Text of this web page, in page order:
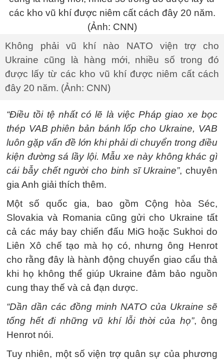
Không phải vũ khí nào NATO viện trợ cho
Ukraine cũng là hàng mới, nhiều số trong đó
được lấy từ các kho vũ khí được niêm cất cách
đây 20 năm. (Ảnh: CNN)
“Điều tồi tệ nhất có lẽ là việc Pháp giao xe bọc
thép VAB phiên bản bánh lốp cho Ukraine, VAB
luôn gặp vấn đề lớn khi phải di chuyển trong điều
kiện đường sá lầy lội. Mẫu xe này không khác gì
cái bẫy chết người cho binh sĩ Ukraine”, chuyên
gia Anh giải thích thêm.
Một số quốc gia, bao gồm Cộng hòa Séc,
Slovakia và Romania cũng gửi cho Ukraine tất
cả các máy bay chiến đấu MiG hoặc Sukhoi do
Liên Xô chế tạo mà họ có, nhưng ông Henrot
cho rằng đây là hành động chuyển giao cẩu thả
khi họ không thể giúp Ukraine đảm bảo nguồn
cung thay thế và cả đạn dược.
“Dần dần các đồng minh NATO của Ukraine sẽ
tống hết đi những vũ khí lỗi thời của họ”, ông
Henrot nói.
Tuy nhiên, một số viện trợ quân sự của phương